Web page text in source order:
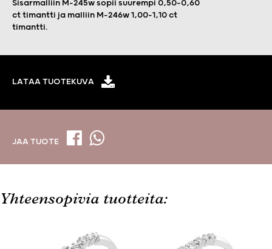
Sisarmalliin M-245w sopii suurempi 0,50-0,60
ct timantti ja malliin M-246w 1,00-1,10 ct
timantti.
LATAA TUOTEKUVA
JAA TUOTE
Yhteensopivia tuotteita: